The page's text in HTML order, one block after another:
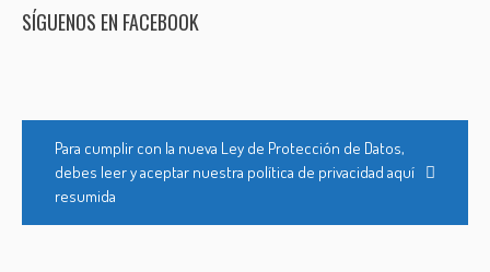
SÍGUENOS EN FACEBOOK
Para cumplir con la nueva Ley de Protección de Datos,
debes leer y aceptar nuestra política de privacidad aquí
resumida